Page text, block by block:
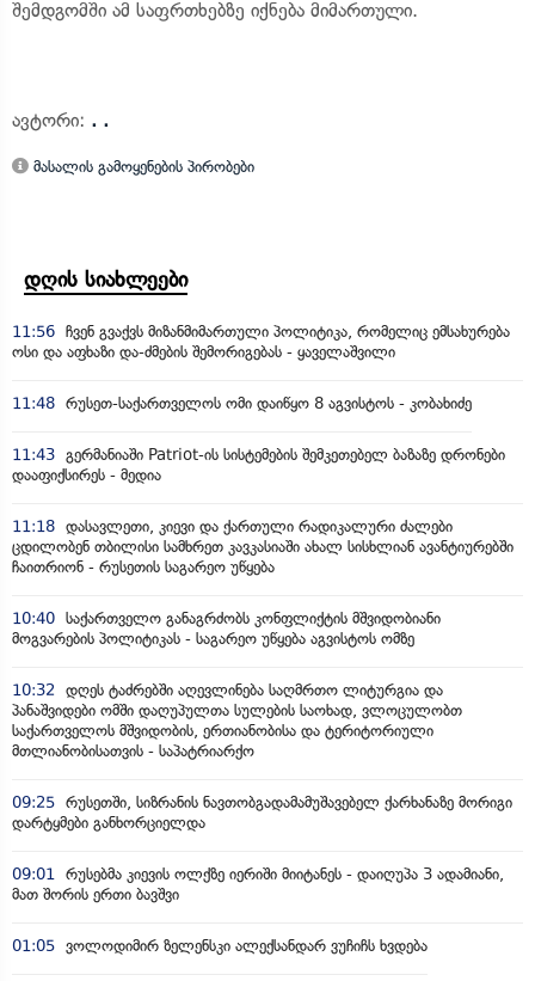
შემდგომში ამ საფრთხებზე იქნება მიმართული.
ავტორი: . .
მასალის გამოყენების პირობები
დღის სიახლეები
11:56 ჩვენ გვაქვს მიზანმიმართული პოლიტიკა, რომელიც ემსახურება
ოსი და აფხაზი და-ძმების შემორიგებას - ყაველაშვილი
11:48 რუსეთ-საქართველოს ომი დაიწყო 8 აგვისტოს - კობახიძე
11:43 გერმანიაში Patriot-ის სისტემების შემკეთებელ ბაზაზე დრონები
დააფიქსირეს - მედია
11:18 დასავლეთი, კიევი და ქართული რადიკალური ძალები
ცდილობენ თბილისი სამხრეთ კავკასიაში ახალ სისხლიან ავანტიურებში
ჩაითრიონ - რუსეთის საგარეო უწყება
10:40 საქართველო განაგრძობს კონფლიქტის მშვიდობიანი
მოგვარების პოლიტიკას - საგარეო უწყება აგვისტოს ომზე
10:32 დღეს ტაძრებში აღევლინება საღმრთო ლიტურგია და
პანაშვიდები ომში დაღუპულთა სულების საოხად, ვლოცულობთ
საქართველოს მშვიდობის, ერთიანობისა და ტერიტორიული
მთლიანობისათვის - საპატრიარქო
09:25 რუსეთში, სიზრანის ნავთობგადამამუშავებელ ქარხანაზე მორიგი
დარტყმები განხორციელდა
09:01 რუსებმა კიევის ოლქზე იერიში მიიტანეს - დაიღუპა 3 ადამიანი,
მათ შორის ერთი ბავშვი
01:05 ვოლოდიმირ ზელენსკი ალექსანდარ ვუჩიჩს ხვდება